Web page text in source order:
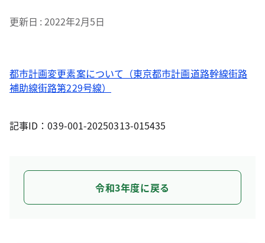
更新日 2022年2月5日
都市計画変更素案について（東京都市計画道路幹線街路
補助線街路第229号線）
記事ID：039-001-20250313-015435
令和3年度に戻る